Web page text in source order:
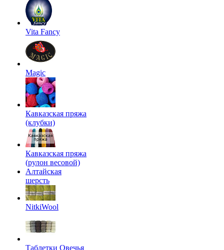
Vita Fancy
Magic
Кавказская пряжа
(клубки)
Кавказская пряжа
(рулон весовой)
Алтайская
шерсть
NitkiWool
Таблетки Овечья